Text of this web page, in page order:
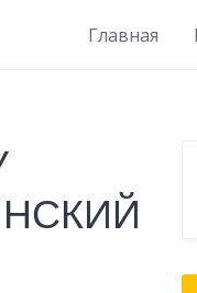
Главная